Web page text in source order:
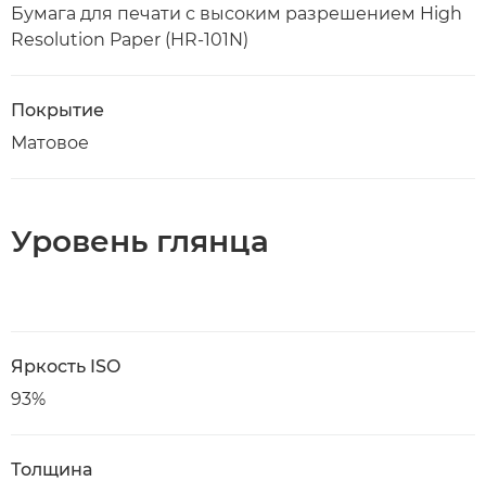
Бумага для печати с высоким разрешением High
Resolution Paper (HR-101N)
Покрытие
Матовое
Уровень глянца
Яркость ISO
93%
Толщина